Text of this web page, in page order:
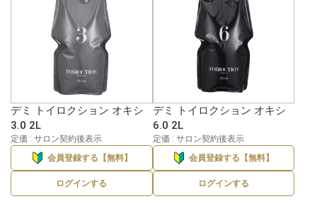
デミ トイロクション オキシ
3.0 2L
定価 : サロン契約後表示
会員登録する【無料】
ログインする
デミ トイロクション オキシ
6.0 2L
定価 : サロン契約後表示
会員登録する【無料】
ログインする